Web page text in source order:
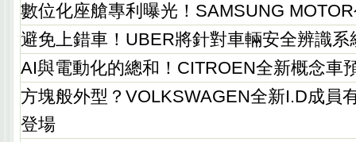
數位化座艙專利曝光！SAMSUNG
避免上錯車！UBER將針對車輛安全辨識系
AI與電動化的總和！CITROEN全新概念車
方塊般外型？VOLKSWAGEN全新I.D成員
登場